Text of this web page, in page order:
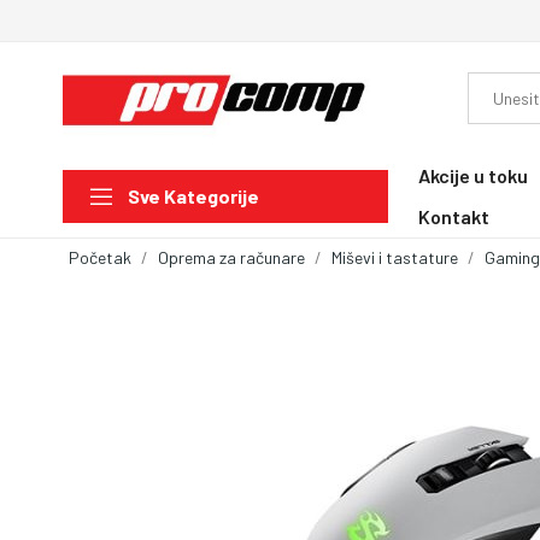
Sve Kategorije
Akcije u toku
Kontakt
Početak Oprema za računare Miševi i tastature